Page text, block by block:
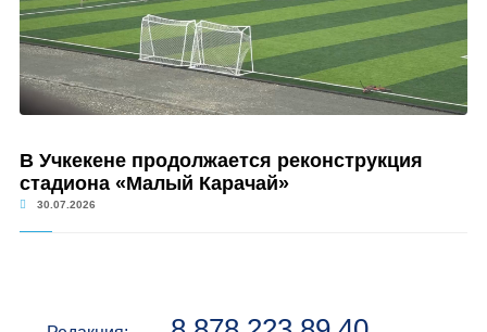
В Учкекене продолжается реконструкция
стадиона «Малый Карачай»
30.07.2026